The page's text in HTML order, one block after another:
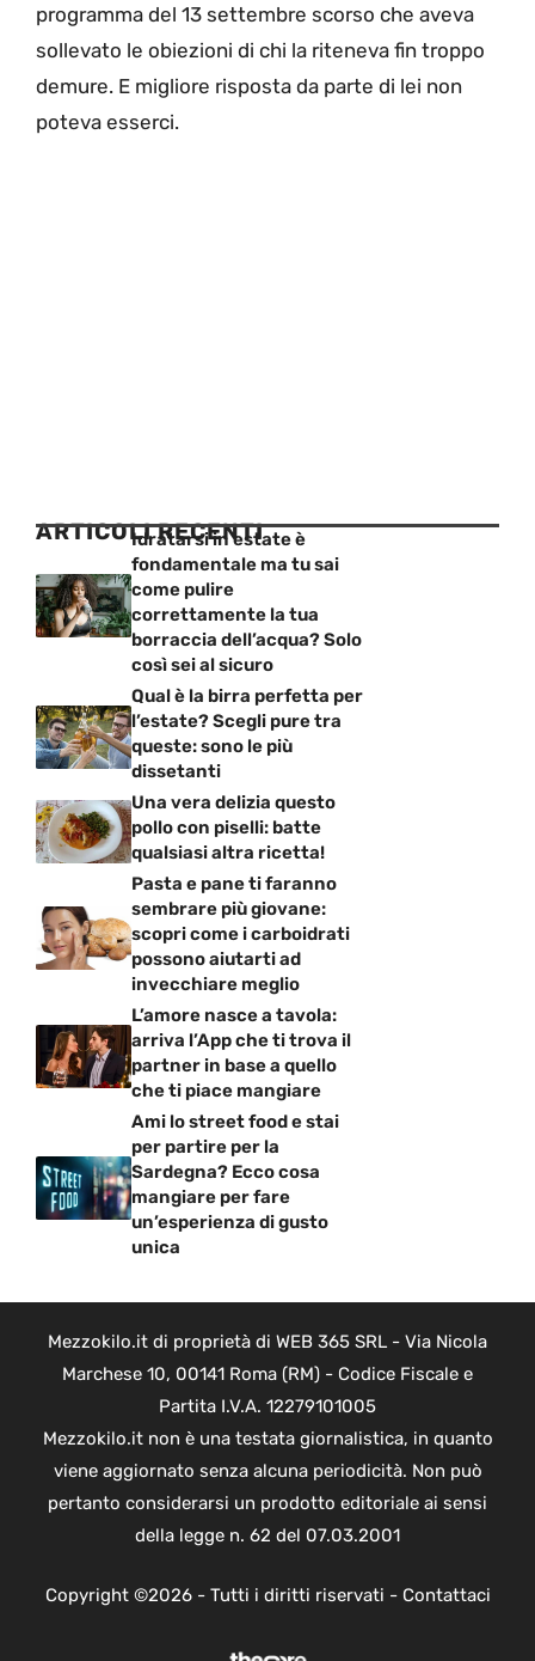
programma del 13 settembre scorso che aveva
sollevato le obiezioni di chi la riteneva fin troppo
demure. E migliore risposta da parte di lei non
poteva esserci.
ARTICOLI RECENTI
Idratarsi in estate è
fondamentale ma tu sai
come pulire
correttamente la tua
borraccia dell’acqua? Solo
così sei al sicuro
Qual è la birra perfetta per
l’estate? Scegli pure tra
queste: sono le più
dissetanti
Una vera delizia questo
pollo con piselli: batte
qualsiasi altra ricetta!
Pasta e pane ti faranno
sembrare più giovane:
scopri come i carboidrati
possono aiutarti ad
invecchiare meglio
L’amore nasce a tavola:
arriva l’App che ti trova il
partner in base a quello
che ti piace mangiare
Ami lo street food e stai
per partire per la
Sardegna? Ecco cosa
mangiare per fare
un’esperienza di gusto
unica
Mezzokilo.it di proprietà di WEB 365 SRL - Via Nicola
Marchese 10, 00141 Roma (RM) - Codice Fiscale e
Partita I.V.A. 12279101005
Mezzokilo.it non è una testata giornalistica, in quanto
viene aggiornato senza alcuna periodicità. Non può
pertanto considerarsi un prodotto editoriale ai sensi
della legge n. 62 del 07.03.2001
Copyright ©2026 - Tutti i diritti riservati - Contattaci